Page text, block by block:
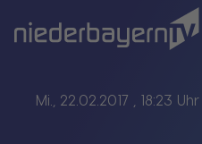
Mi., 22.02.2017 , 18:23 Uhr